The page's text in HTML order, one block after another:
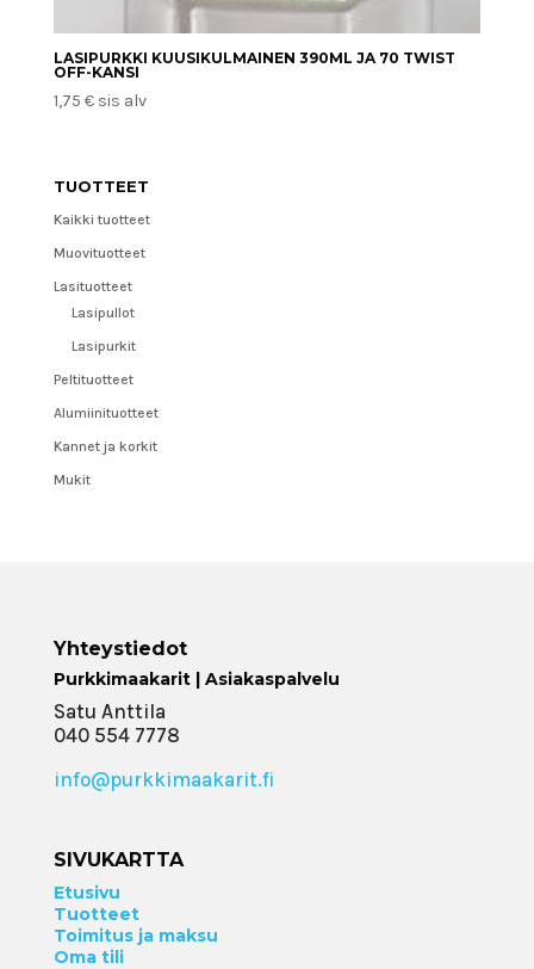
LASIPURKKI KUUSIKULMAINEN 390ML JA 70 TWIST
OFF-KANSI
1,75 € sis alv
TUOTTEET
Kaikki tuotteet
Muovituotteet
Lasituotteet
Lasipullot
Lasipurkit
Peltituotteet
Alumiinituotteet
Kannet ja korkit
Mukit
Yhteystiedot
Purkkimaakarit | Asiakaspalvelu
Satu Anttila
040 554 7778
info@purkkimaakarit.fi
SIVUKARTTA
Etusivu
Tuotteet
Toimitus ja maksu
Oma tili